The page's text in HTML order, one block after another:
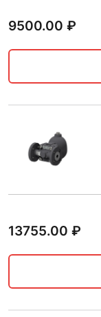
9500.00 ₽
13755.00 ₽